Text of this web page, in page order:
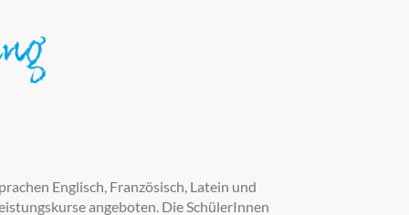
Englisch, Französisch, Latein und
angeboten. Die SchülerInnen